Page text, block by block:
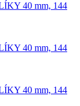
40 mm, 144
40 mm, 144
40 mm, 144